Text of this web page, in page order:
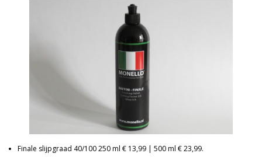
Finale slijpgraad 40/100 250 ml € 13,99 | 500 ml € 23,99.